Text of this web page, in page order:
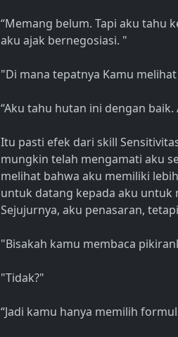
“Memang belum. Tapi aku tahu
aku ajak bernegosiasi. "
"Di mana tepatnya Kamu
“Aku tahu hutan ini dengan
Itu pasti efek dari skill
mungkin telah mengamati aku
melihat bahwa aku memiliki
untuk datang kepada aku untuk
Sejujurnya, aku penasaran,
"Bisakah kamu membaca
"Tidak?"
“Jadi kamu hanya memilih